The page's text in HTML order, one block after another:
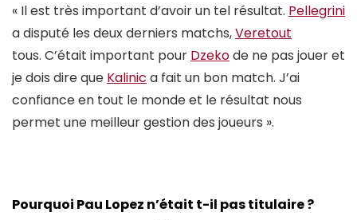
« Il est très important d’avoir un tel résultat. Pellegrini
a disputé les deux derniers matchs,Veretout
tous. C’était important pour Dzekode ne pas jouer et
je dois dire que Kalinic a fait un bon match. J’ai
confiance en tout le monde et le résultat nous
permet une meilleur gestion des joueurs ».
Pourquoi Pau Lopez n’était t-il pas titulaire ?